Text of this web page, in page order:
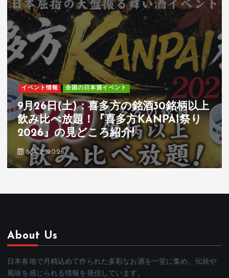
イベント情報 全国の日本酒イベント
7月25日(土)-26日(日)：全国54蔵・250
種類以上の和酒が飲み比べ可能『第31
回和酒フェス@中目黒』の見どころ紹
介!
6月 14, 2026
About Us
日本各地で丹精込めて作られた多彩なお酒を一堂に集め、伝統や
風味を感じられる情報を発信しています。